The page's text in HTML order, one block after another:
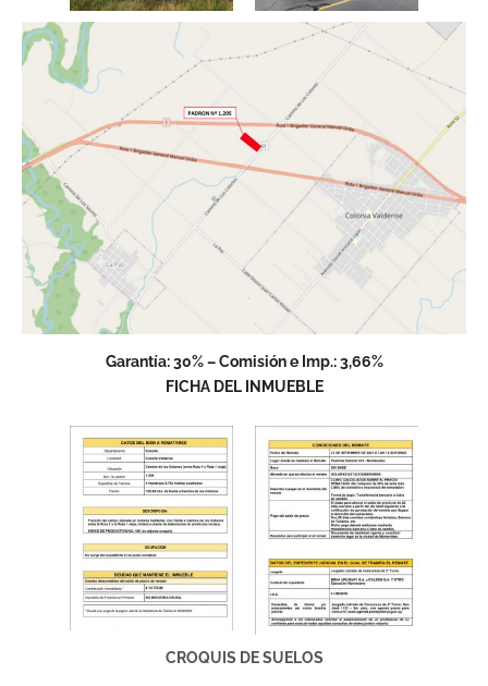
Garantía: 30% – Comisión e Imp.: 3,66%
FICHA DEL INMUEBLE
CROQUIS DE SUELOS